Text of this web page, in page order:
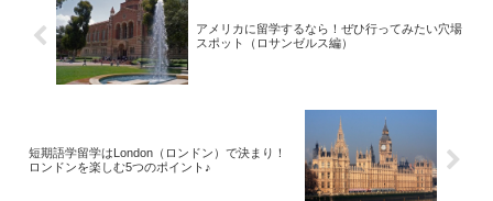
アメリカに留学するなら！ぜひ行ってみたい穴場
スポット（ロサンゼルス編）
短期語学留学はLondon（ロンドン）で決まり！
ロンドンを楽しむ5つのポイント♪